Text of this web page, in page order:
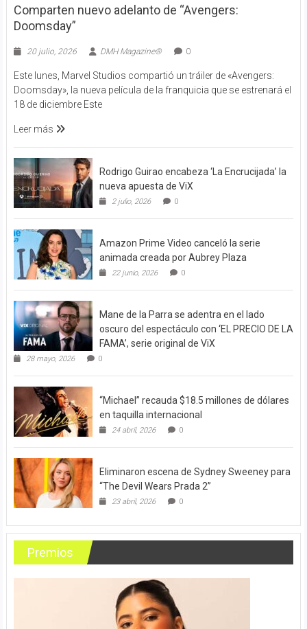
Comparten nuevo adelanto de “Avengers:
Doomsday”
20 julio, 2026 DMH Magazine® 0
Este lunes, Marvel Studios compartió un tráiler de «Avengers:
Doomsday», la nueva película de la franquicia que se estrenará el
18 de diciembre Este
Leer más
Rodrigo Guirao encabeza ‘La Encrucijada’ la
nueva apuesta de ViX
2 julio, 2026 0
Amazon Prime Video canceló la serie
animada creada por Aubrey Plaza
22 junio, 2026 0
Mane de la Parra se adentra en el lado
oscuro del espectáculo con ‘EL PRECIO DE LA
FAMA’, serie original de ViX
28 mayo, 2026 0
“Michael” recauda $18.5 millones de dólares
en taquilla internacional
24 abril, 2026 0
Eliminaron escena de Sydney Sweeney para
“The Devil Wears Prada 2”
23 abril, 2026 0
Premios